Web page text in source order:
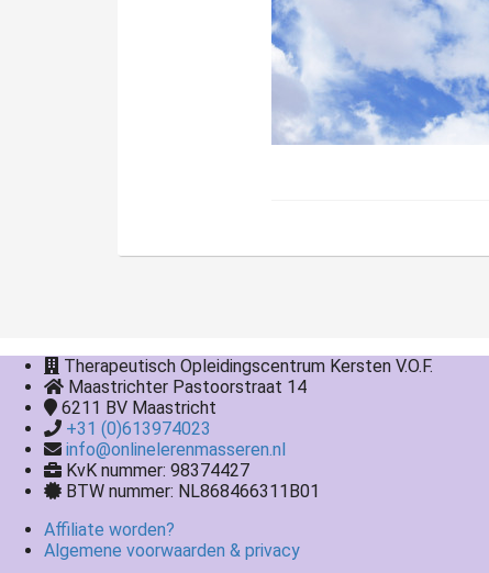
Therapeutisch Opleidingscentrum Kersten V.O.F.
Maastrichter Pastoorstraat 14
6211 BV Maastricht
+31 (0)613974023
info@onlinelerenmasseren.nl
KvK nummer: 98374427
BTW nummer: NL868466311B01
Affiliate worden?
Algemene voorwaarden & privacy